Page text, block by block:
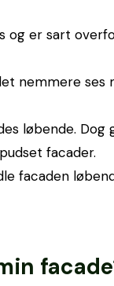
er sart
nemmere
løbende.
facader.
facaden